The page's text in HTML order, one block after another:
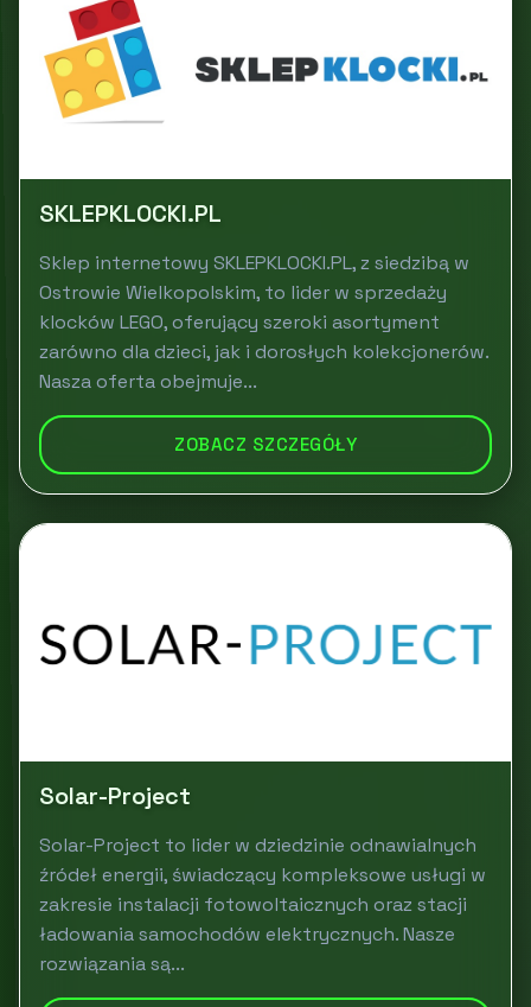
SKLEPKLOCKI.PL
Sklep internetowy SKLEPKLOCKI.PL, z siedzibą w
Ostrowie Wielkopolskim, to lider w sprzedaży
klocków LEGO, oferujący szeroki asortyment
zarówno dla dzieci, jak i dorosłych kolekcjonerów.
Nasza oferta obejmuje...
ZOBACZ SZCZEGÓŁY
Solar-Project
Solar-Project to lider w dziedzinie odnawialnych
źródeł energii, świadczący kompleksowe usługi w
zakresie instalacji fotowoltaicznych oraz stacji
ładowania samochodów elektrycznych. Nasze
rozwiązania są...